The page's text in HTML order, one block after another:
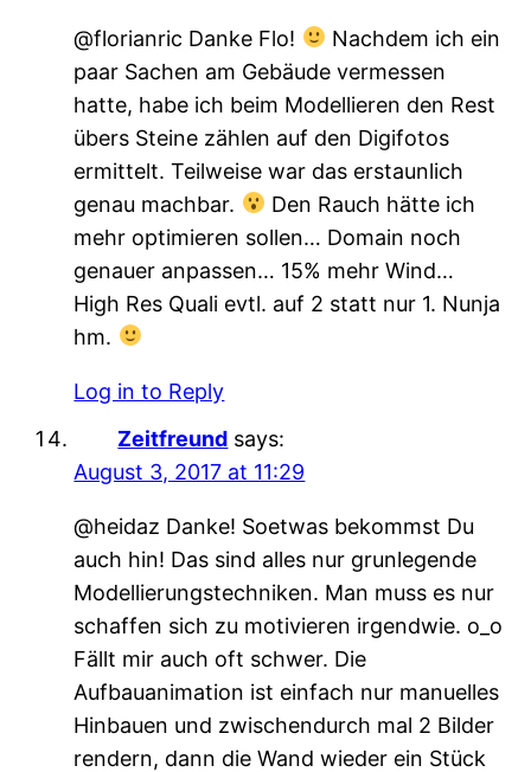
@florianric Danke Flo!
Nachdem ich ein
paar Sachen am Gebäude vermessen
hatte, habe ich beim Modellieren den Rest
übers Steine zählen auf den Digifotos
ermittelt. Teilweise war das erstaunlich
genau machbar.
Den Rauch hätte ich
mehr optimieren sollen… Domain noch
genauer anpassen… 15% mehr Wind…
High Res Quali evtl. auf 2 statt nur 1. Nunja
hm.
Log in to Reply
Zeitfreund says:
August 3, 2017 at 11:29
@heidaz Danke! Soetwas bekommst Du
auch hin! Das sind alles nur grunlegende
Modellierungstechniken. Man muss es nur
schaffen sich zu motivieren irgendwie. o_o
Fällt mir auch oft schwer. Die
Aufbauanimation ist einfach nur manuelles
Hinbauen und zwischendurch mal 2 Bilder
rendern, dann die Wand wieder ein Stück